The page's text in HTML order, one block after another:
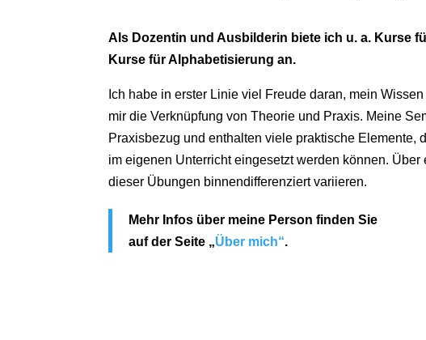
Als Dozentin und Ausbilderin biete ich u. a. Kurse
Kurse für Alphabetisierung an.
Ich habe in erster Linie viel Freude daran, mein
mir die Verknüpfung von Theorie und Praxis. Meine
Praxisbezug und enthalten viele praktische Elemente,
im eigenen Unterricht eingesetzt werden können.
dieser Übungen binnendifferenziert variieren.
Mehr Infos über meine Person finden Sie
auf der Seite „Über mich“.